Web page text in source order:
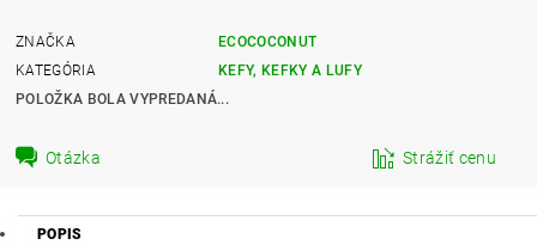
ZNAČKA
ECOCOCONUT
KATEGÓRIA
KEFY, KEFKY A LUFY
POLOŽKA BOLA VYPREDANÁ...
Otázka Strážiť cenu
POPIS